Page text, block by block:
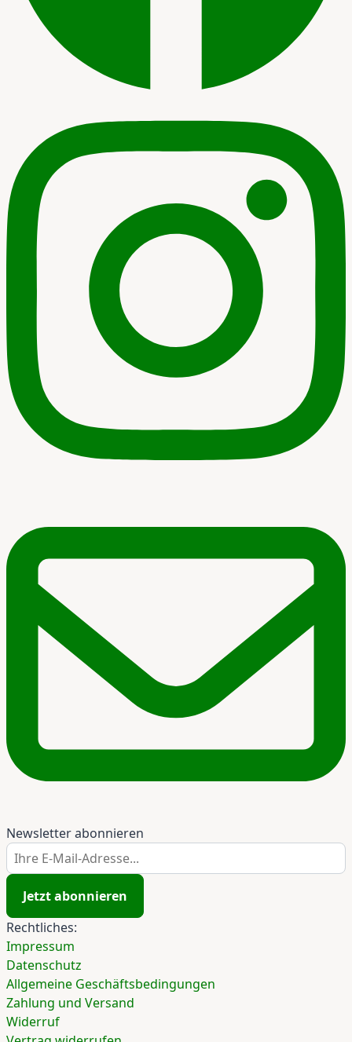
Newsletter abonnieren
Ihre E-Mail-Adresse...
Jetzt abonnieren
Rechtliches:
Impressum
Datenschutz
Allgemeine Geschäftsbedingungen
Zahlung und Versand
Widerruf